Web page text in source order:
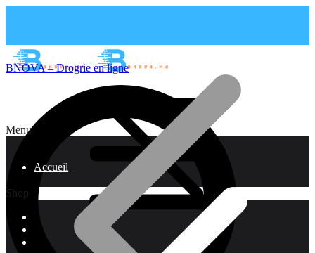
Menu
Accueil
Shop
BNOVA – Drogrie en ligne